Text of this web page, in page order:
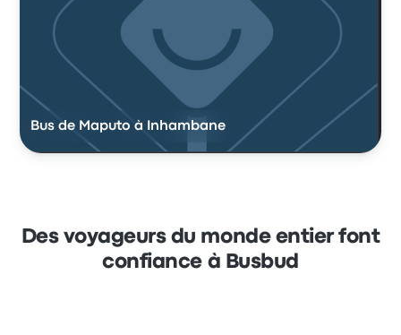
Bus de Maputo à Inhambane
Des voyageurs du monde entier font
confiance à Busbud